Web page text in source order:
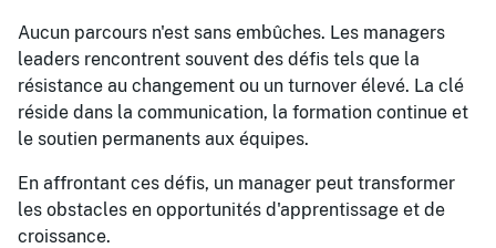
Aucun parcours n'est sans embûches. Les managers
leaders rencontrent souvent des défis tels que la
résistance au changement ou un turnover élevé. La clé
réside dans la communication, la formation continue et
le soutien permanents aux équipes.
En affrontant ces défis, un manager peut transformer
les obstacles en opportunités d'apprentissage et de
croissance.